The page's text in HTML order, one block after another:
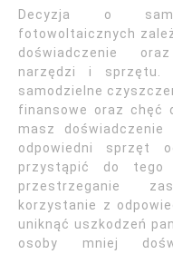
Decyzja o
fotowoltaicznych
doświadczenie
narzędzi i sprzętu.
samodzielne
finansowe oraz chęć
masz
odpowiedni sprzęt
przystąpić do tego
przestrzeganie
korzystanie z
uniknąć uszkodzeń
osoby mniej